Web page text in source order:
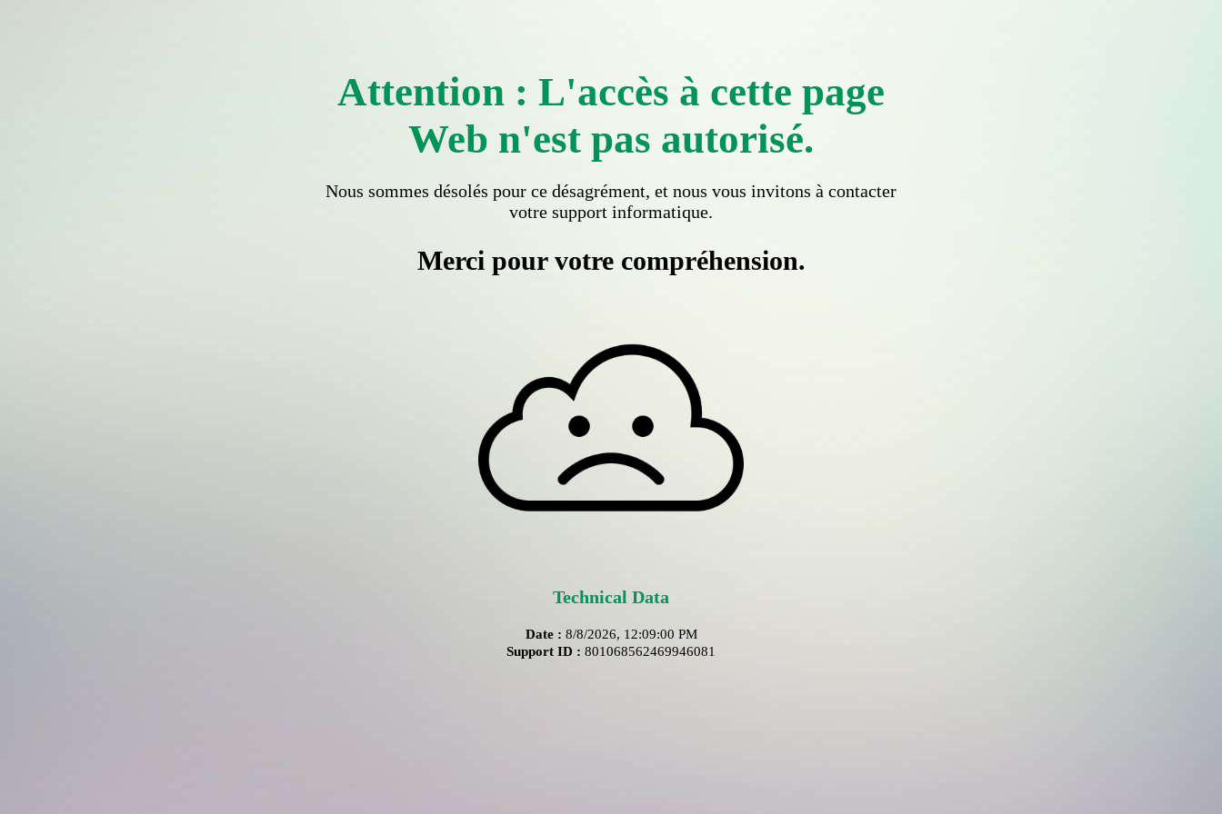
Attention : L'accès à cette page
Web n'est pas autorisé.
Nous sommes désolés pour ce désagrément, et nous vous invitons à contacter
votre support informatique.
Merci pour votre compréhension.
Technical Data
Date : 8/8/2026, 12:09:00 PM
Support ID : 801068562469946081